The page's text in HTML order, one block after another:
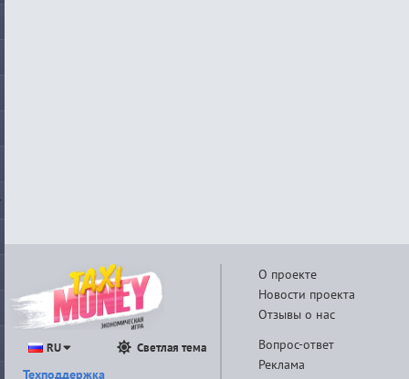
О проекте
Новости проекта
Отзывы о нас
Вопрос-ответ
Реклама
RU Светлая тема
Техподдержка